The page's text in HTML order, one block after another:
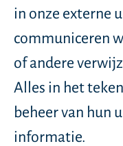
in onze externe
communiceren
of andere
Alles in het
beheer van hun
informatie.